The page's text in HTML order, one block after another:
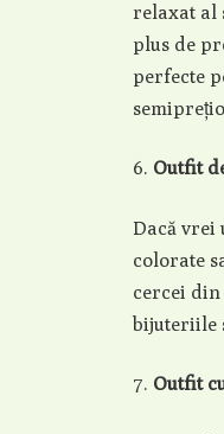
relaxat al
plus de
perfecte
Outfit
Dacă vrei
colorate
cercei din
bijuteriile
Outfit